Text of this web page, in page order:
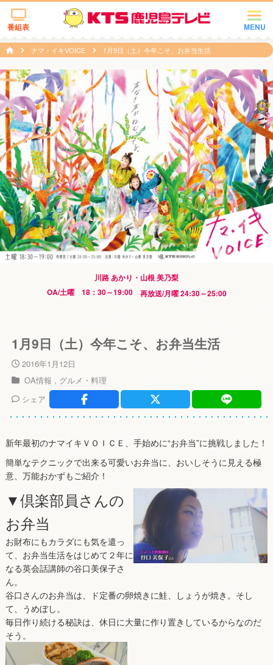
MENU
番組表
ナマ・イキVOICE 1月9日（土）今年こそ、お弁当生活
川路 あかり・山根 美乃梨
OA/土曜 18：30～19:00 再放送/月曜 24:30～25:00
1月9日（土）今年こそ、お弁当生活
2016年1月12日
OA情報
グルメ・料理
シェア
新年最初のナマイキＶＯＩＣＥ、手始めに“お弁当”に挑戦しました！
簡単なテクニックで出来る可愛いお弁当に、おいしそうに見える極
意、万能おかずもご紹介！
▼倶楽部員さんの
お弁当
お財布にもカラダにも気を遣っ
て、お弁当生活をはじめて２年に
なる英会話講師の谷口美保子さ
ん。
谷口さんのお弁当は、ド定番の卵焼きに鮭、しょうが焼き。そし
て、うめぼし。
毎日作り続ける秘訣は、休日に大量に作り置きしているからなのだ
そう。